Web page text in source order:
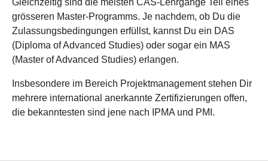
Gleichzeitig sind die meisten CAS-Lehrgänge Teil eines
grösseren Master-Programms. Je nachdem, ob Du die
Zulassungsbedingungen erfüllst, kannst Du ein DAS
(Diploma of Advanced Studies) oder sogar ein MAS
(Master of Advanced Studies) erlangen.
Insbesondere im Bereich Projektmanagement stehen Dir
mehrere international anerkannte Zertifizierungen offen,
die bekanntesten sind jene nach IPMA und PMI.